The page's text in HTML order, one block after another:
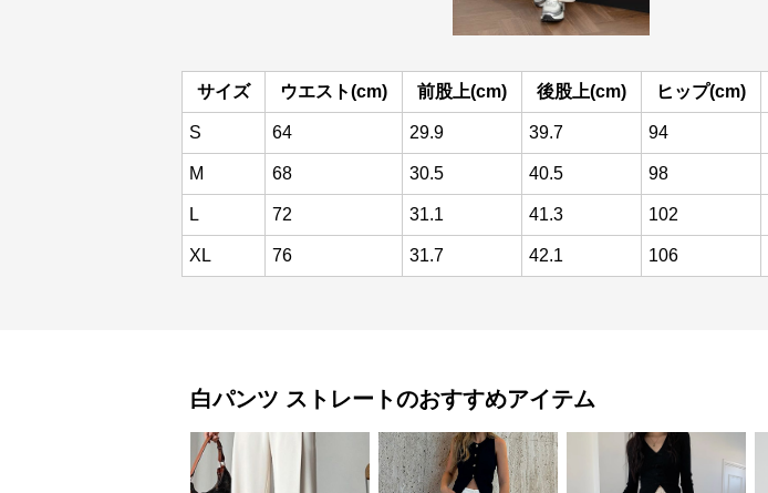
サイズ ウエスト(cm) 前股上(cm) 後股上(cm) ヒップ(cm)
S 64 29.9 39.7 94
M 68 30.5 40.5 98
L 72 31.1 41.3 102
XL 76 31.7 42.1 106
白パンツ ストレートのおすすめアイテム